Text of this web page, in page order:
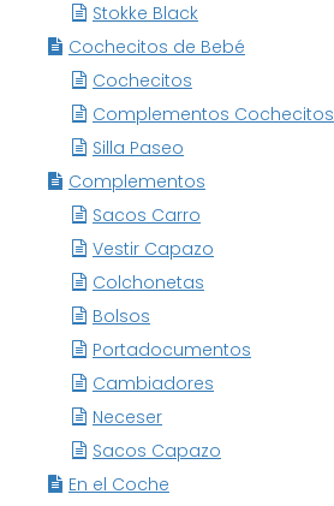
Stokke Black
Cochecitos de Bebé
Cochecitos
Complementos Cochecitos
Silla Paseo
Complementos
Sacos Carro
Vestir Capazo
Colchonetas
Bolsos
Portadocumentos
Cambiadores
Neceser
Sacos Capazo
En el Coche